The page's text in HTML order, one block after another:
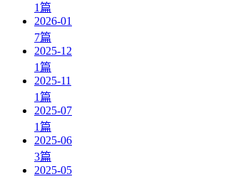
1篇
2026-01
7篇
2025-12
1篇
2025-11
1篇
2025-07
1篇
2025-06
3篇
2025-05